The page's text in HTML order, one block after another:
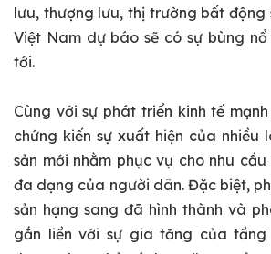
lưu, thượng lưu, thị trường bất động
Việt Nam dự báo sẽ có sự bùng
tới.
Cùng với sự phát triển kinh tế
chứng kiến sự xuất hiện của nhiều
sản mới nhằm phục vụ cho nhu
đa dạng của người dân. Đặc biệt,
sản hạng sang đã hình thành và
gắn liền với sự gia tăng của